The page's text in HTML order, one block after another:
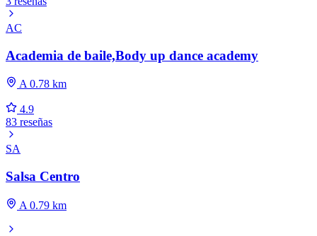
AC
Academia de baile,Body up dance academy
A 0.78 km
4.9
83 reseñas
SA
Salsa Centro
A 0.79 km